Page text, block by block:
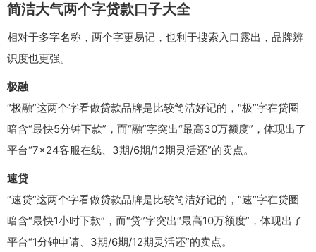
简洁大气两个字贷款口子大全
相对于多字名称，两个字更易记，也利于搜索入口露出，品牌辨
识度也更强。
极融
“极融”这两个字看做贷款品牌是比较简洁好记的，“极”字在贷圈
暗含“最快5分钟下款”，而“融”字突出“最高30万额度”，体现出了
平台“7×24客服在线、3期/6期/12期灵活还”的卖点。
速贷
“速贷”这两个字看做贷款品牌是比较简洁好记的，“速”字在贷圈
暗含“最快1小时下款”，而“贷”字突出“最高10万额度”，体现出了
平台“1分钟申请、3期/6期/12期灵活还”的卖点。